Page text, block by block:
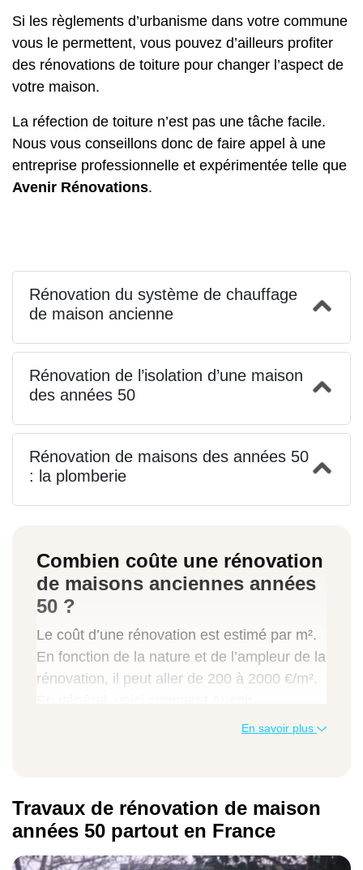
Si les règlements d’urbanisme dans votre commune
vous le permettent, vous pouvez d’ailleurs profiter
des rénovations de toiture pour changer l’aspect de
votre maison.
La réfection de toiture n’est pas une tâche facile.
Nous vous conseillons donc de faire appel à une
entreprise professionnelle et expérimentée telle que
Avenir Rénovations.
Rénovation du système de chauffage
de maison ancienne
Rénovation de l’isolation d’une maison
des années 50
Rénovation de maisons des années 50
: la plomberie
Combien coûte une rénovation
de maisons anciennes années
50 ?
Le coût d’une rénovation est estimé par m².
En fonction de la nature et de l’ampleur de la
rénovation, il peut aller de 200 à 2000 €/m².
Rénovations classifie les travaux :
: une réfection de peinture défraîchie sur un
mur, ou un remplacement de revêtement de
En savoir plus
Travaux de rénovation de maison
années 50 partout en France